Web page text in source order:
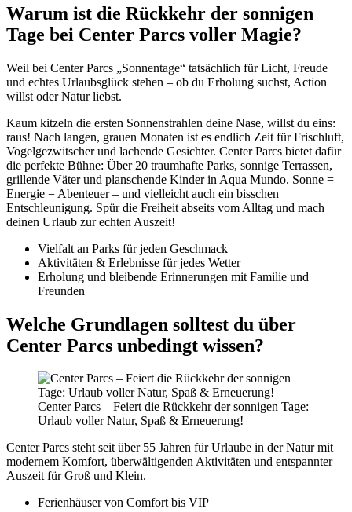
Warum ist die Rückkehr der sonnigen
Tage bei Center Parcs voller Magie?
Weil bei Center Parcs „Sonnentage“ tatsächlich für Licht, Freude
und echtes Urlaubsglück stehen – ob du Erholung suchst, Action
willst oder Natur liebst.
Kaum kitzeln die ersten Sonnenstrahlen deine Nase, willst du eins:
raus! Nach langen, grauen Monaten ist es endlich Zeit für Frischluft,
Vogelgezwitscher und lachende Gesichter. Center Parcs bietet dafür
die perfekte Bühne: Über 20 traumhafte Parks, sonnige Terrassen,
grillende Väter und planschende Kinder in Aqua Mundo. Sonne =
Energie = Abenteuer – und vielleicht auch ein bisschen
Entschleunigung. Spür die Freiheit abseits vom Alltag und mach
deinen Urlaub zur echten Auszeit!
Vielfalt an Parks für jeden Geschmack
Aktivitäten & Erlebnisse für jedes Wetter
Erholung und bleibende Erinnerungen mit Familie und
Freunden
Welche Grundlagen solltest du über
Center Parcs unbedingt wissen?
Center Parcs – Feiert die Rückkehr der sonnigen Tage:
Urlaub voller Natur, Spaß & Erneuerung!
Center Parcs steht seit über 55 Jahren für Urlaube in der Natur mit
modernem Komfort, überwältigenden Aktivitäten und entspannter
Auszeit für Groß und Klein.
Ferienhäuser von Comfort bis VIP